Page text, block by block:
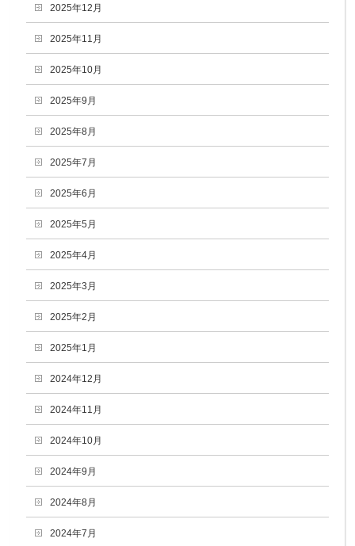
2025年12月
2025年11月
2025年10月
2025年9月
2025年8月
2025年7月
2025年6月
2025年5月
2025年4月
2025年3月
2025年2月
2025年1月
2024年12月
2024年11月
2024年10月
2024年9月
2024年8月
2024年7月